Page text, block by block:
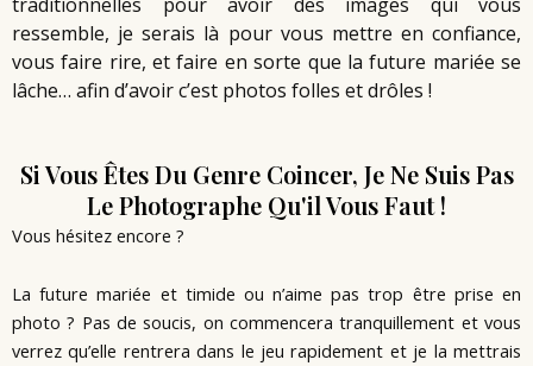
ressemble, je serais là pour vous mettre en confiance,
vous faire rire, et faire en sorte que la future mariée se
lâche… afin d’avoir c’est photos folles et drôles !
Si Vous Êtes Du Genre Coincer, Je Ne Suis Pas
Le Photographe Qu'il Vous Faut !
Vous hésitez encore ?
La future mariée et timide ou n’aime pas trop être prise en
photo ? Pas de soucis, on commencera tranquillement et vous
verrez qu’elle rentrera dans le jeu rapidement et je la mettrais